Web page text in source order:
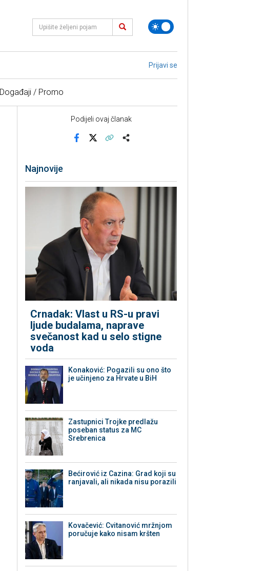
Prijavi se
Događaji / Promo
Podijeli ovaj članak
Najnovije
Crnadak: Vlast u RS-u pravi
ljude budalama, naprave
svečanost kad u selo stigne
voda
Konaković: Pogazili su ono što
je učinjeno za Hrvate u BiH
Zastupnici Trojke predlažu
poseban status za MC
Srebrenica
Bećirović iz Cazina: Grad koji su
ranjavali, ali nikada nisu porazili
Kovačević: Cvitanović mržnjom
poručuje kako nisam kršten